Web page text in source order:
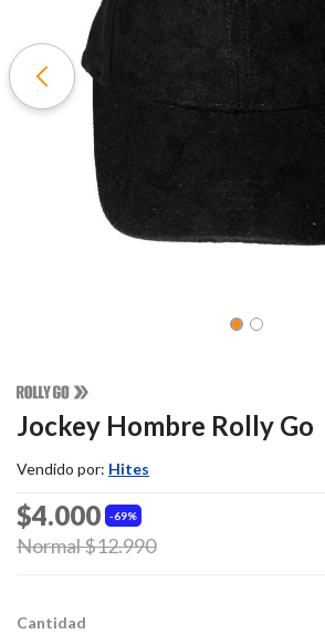
Jockey Hombre Rolly Go
Vendido por: Hites
69%
$4.000
Price reduced from
Normal $12.990to
Cantidad